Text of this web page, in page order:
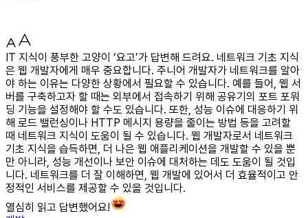
IT 지식이 풍부한 고양이 ‘요고’가 답변해 드려요. 네트워크 기초 지식
은 웹 개발자에게 매우 중요합니다. 주니어 개발자가 네트워크를 알아
야 하는 이유는 다양한 상황에서 필요할 수 있습니다. 예를 들어, 웹 서
버를 구축하고자 할 때는 외부에서 접속하기 위해 공유기의 포트 포워
딩 기능을 설정해야 할 수도 있습니다. 또한, 성능 이슈에 대응하기 위
해 로드 밸런싱이나 HTTP 메시지 용량을 줄이는 방법 등을 고려할
때 네트워크 지식이 도움이 될 수 있습니다. 웹 개발자로서 네트워크
기초 지식을 습득하면, 더 나은 웹 애플리케이션을 개발할 수 있을 뿐
만 아니라, 성능 개선이나 보안 이슈에 대처하는 데도 도움이 될 것입
니다. 네트워크를 더 잘 이해하면, 웹 개발에 있어서 더 효율적이고 안
정적인 서비스를 제공할 수 있을 것입니다.
열심히 읽고 답변했어요!